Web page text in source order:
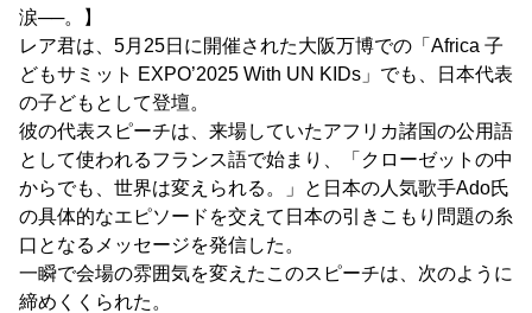
涙──。】
レア君は、5月25日に開催された大阪万博での「Africa 子
どもサミット EXPO’2025 With UN KIDs」でも、日本代表
の子どもとして登壇。
彼の代表スピーチは、来場していたアフリカ諸国の公用語
として使われるフランス語で始まり、「クローゼットの中
からでも、世界は変えられる。」と日本の人気歌手Ado氏
の具体的なエピソードを交えて日本の引きこもり問題の糸
口となるメッセージを発信した。
一瞬で会場の雰囲気を変えたこのスピーチは、次のように
締めくくられた。